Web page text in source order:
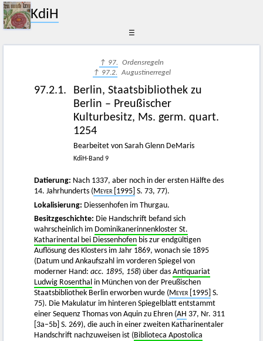
KdiH
☰
↑ 97. Ordensregeln
↑ 97.2. Augustinerregel
97.2.1.
Berlin, Staatsbibliothek zu
Berlin – Preußischer
Kulturbesitz, Ms. germ. quart.
1254
Bearbeitet von Sarah Glenn DeMaris
KdiH-Band 9
Datierung: Nach 1337, aber noch in der ersten Hälfte des
14. Jahrhunderts ( Meyer [ 1995] S. 73, 77).
Lokalisierung: Diessenhofen im Thurgau.
Besitzgeschichte: Die Handschrift befand sich
wahrscheinlich im Dominikanerinnenkloster St.
Katharinental bei Diessenhofen bis zur endgültigen
Auflösung des Klosters im Jahr 1869, wonach sie 1895
(Datum und Ankaufszahl im vorderen Spiegel von
moderner Hand: acc. 1895, 158) über das Antiquariat
Ludwig Rosenthal in München von der Preußischen
Staatsbibliothek Berlin erworben wurde (Meyer [ 1995] S.
75). Die Makulatur im hinteren Spiegelblatt entstammt
einer Sequenz Thomas von Aquin zu Ehren (AH 37, Nr. 311
[3a–5b] S. 269), die auch in einer zweiten Katharinentaler
Handschrift nachzuweisen ist (Biblioteca Apostolica